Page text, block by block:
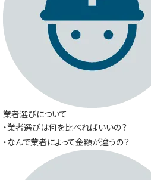
業者選びについて
・業者選びは何を比べればいいの？
・なんで業者によって金額が違うの？